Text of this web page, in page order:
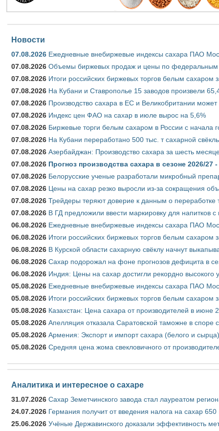
Новости
07.08.2026 Ежедневные внебиржевые индексы сахара ПАО
07.08.2026 Объемы биржевых продаж и цены по федеральным
07.08.2026 Итоги российских биржевых торгов белым сахаром
07.08.2026 На Кубани и Ставрополье 15 заводов произвели
07.08.2026 Производство сахара в ЕС и Великобритании
07.08.2026 Индекс цен ФАО на сахар в июле вырос на 5,6%
07.08.2026 Биржевые торги белым сахаром в России с начала
07.08.2026 На Кубани переработано 500 тыс. т сахарной
07.08.2026 Азербайджан: Производство сахара за шесть
07.08.2026 Прогноз производства сахара в сезоне 2026/
07.08.2026 Белорусские ученые разработали микробный
07.08.2026 Цены на сахар резко выросли из-за сокращения
07.08.2026 Трейдеры теряют доверие к данным о переработке
07.08.2026 В ГД предложили ввести маркировку для напитков
06.08.2026 Ежедневные внебиржевые индексы сахара ПАО
06.08.2026 Итоги российских биржевых торгов белым сахаром
06.08.2026 В Курской области сахарную свёклу начнут
06.08.2026 Сахар подорожал на фоне прогнозов дефицита в
06.08.2026 Индия: Цены на сахар достигли рекордно высокого
05.08.2026 Ежедневные внебиржевые индексы сахара ПАО
05.08.2026 Итоги российских биржевых торгов белым сахаром
05.08.2026 Казахстан: Цена сахара от производителей в июне
05.08.2026 Апелляция отказала Саратовской таможне в
05.08.2026 Армения: Экспорт и импорт сахара (белого и
05.08.2026 Средняя цена жома свекловичного от
Аналитика и интересное о сахаре
31.07.2026 Сахар Земетчинского завода стал лауреатом
24.07.2026 Германия получит от введения налога на сахар
25.06.2026 Учёные Державинского доказали эффективность